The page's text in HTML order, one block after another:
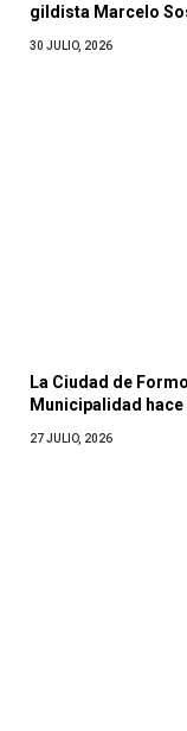
gildista Marcelo
30 JULIO, 2026
La Ciudad de
Municipalidad
27 JULIO, 2026